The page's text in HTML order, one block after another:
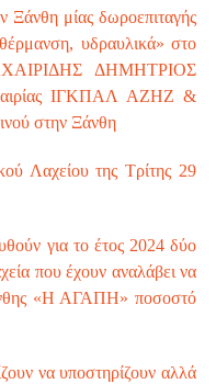
μίας δωροεπιταγής
υδραυλικά» στο
ΔΗΜΗΤΡΙΟΣ
ΙΓΚΠΑΛ ΑΖΗΖ &
στην Ξάνθη
Λαχείου της Τρίτης 29
για το έτος 2024 δύο
που έχουν αναλάβει να
«Η ΑΓΑΠΗ» ποσοστό
να υποστηρίζουν αλλά